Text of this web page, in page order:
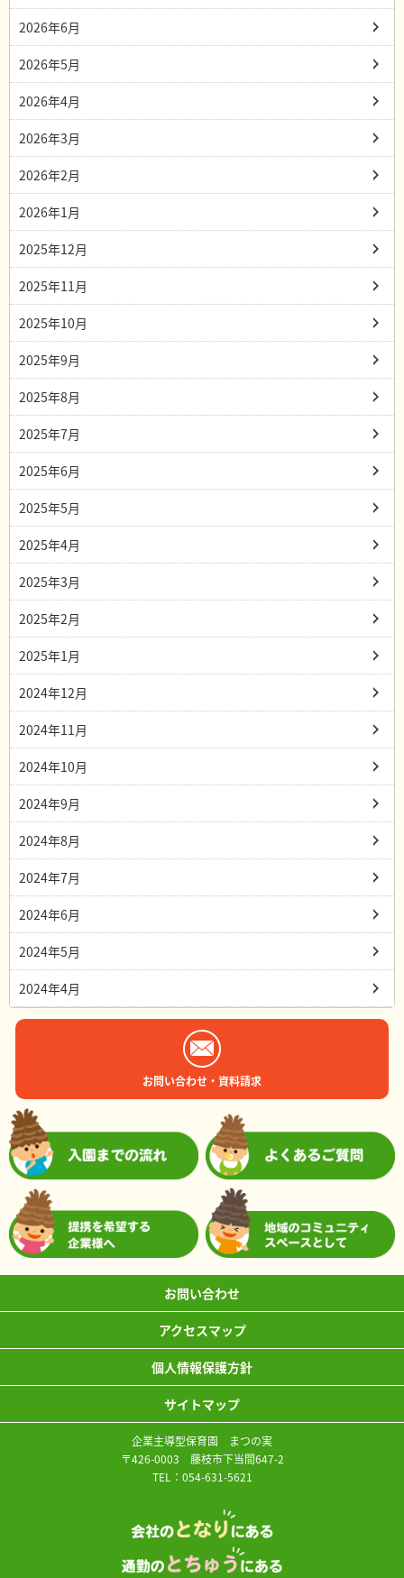
2026年6月
2026年5月
2026年4月
2026年3月
2026年2月
2026年1月
2025年12月
2025年11月
2025年10月
2025年9月
2025年8月
2025年7月
2025年6月
2025年5月
2025年4月
2025年3月
2025年2月
2025年1月
2024年12月
2024年11月
2024年10月
2024年9月
2024年8月
2024年7月
2024年6月
2024年5月
2024年4月
お問い合わせ・資料請求
お問い合わせ
アクセスマップ
個人情報保護方針
サイトマップ
企業主導型保育園 まつの実
〒426-0003 藤枝市下当間647-2
TEL： 054-631-5621